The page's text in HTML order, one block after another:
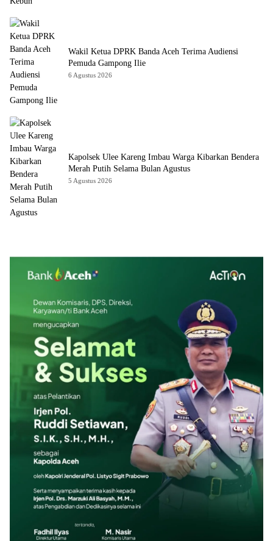
Wakil Ketua DPRK Banda Aceh Terima Audiensi
Pemuda Gampong Ilie
6 Agustus 2026
Kapolsek Ulee Kareng Imbau Warga Kibarkan Bendera
Merah Putih Selama Bulan Agustus
5 Agustus 2026